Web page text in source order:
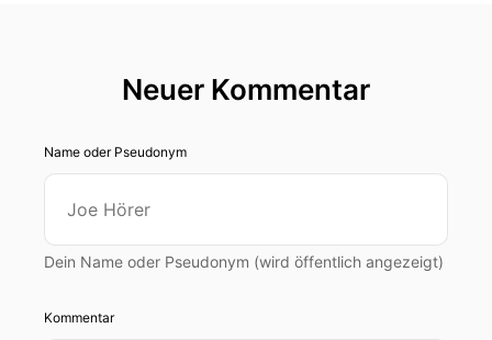
Neuer Kommentar
Name oder Pseudonym
Dein Name oder Pseudonym (wird öffentlich angezeigt)
Kommentar